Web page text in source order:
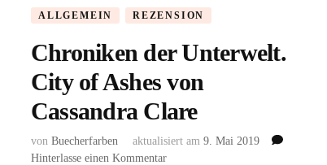
ALLGEMEIN REZENSION
Chroniken der Unterwelt.
City of Ashes von
Cassandra Clare
von Buecherfarben aktualisiert am 9. Mai 2019
Hinterlasse einen Kommentarzu